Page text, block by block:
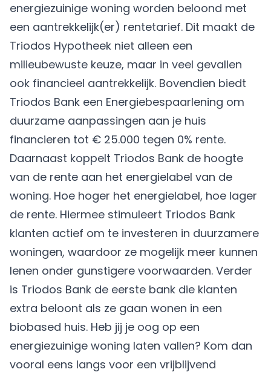
energiezuinige woning worden beloond met
een aantrekkelijk(er) rentetarief. Dit maakt de
Triodos Hypotheek niet alleen een
milieubewuste keuze, maar in veel gevallen
ook financieel aantrekkelijk. Bovendien biedt
Triodos Bank een Energiebespaarlening om
duurzame aanpassingen aan je huis
financieren tot € 25.000 tegen 0% rente.
Daarnaast koppelt Triodos Bank de hoogte
van de rente aan het energielabel van de
woning. Hoe hoger het energielabel, hoe lager
de rente. Hiermee stimuleert Triodos Bank
klanten actief om te investeren in duurzamere
woningen, waardoor ze mogelijk meer kunnen
lenen onder gunstigere voorwaarden. Verder
is Triodos Bank de eerste bank die klanten
extra beloont als ze gaan wonen in een
biobased huis. Heb jij je oog op een
energiezuinige woning laten vallen? Kom dan
vooral eens langs voor een vrijblijvend